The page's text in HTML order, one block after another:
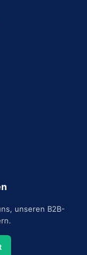
unseren B2B-